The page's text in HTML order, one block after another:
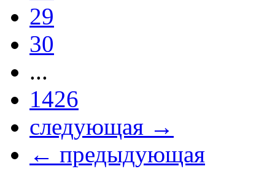
29
30
...
1426
следующая →
← предыдующая